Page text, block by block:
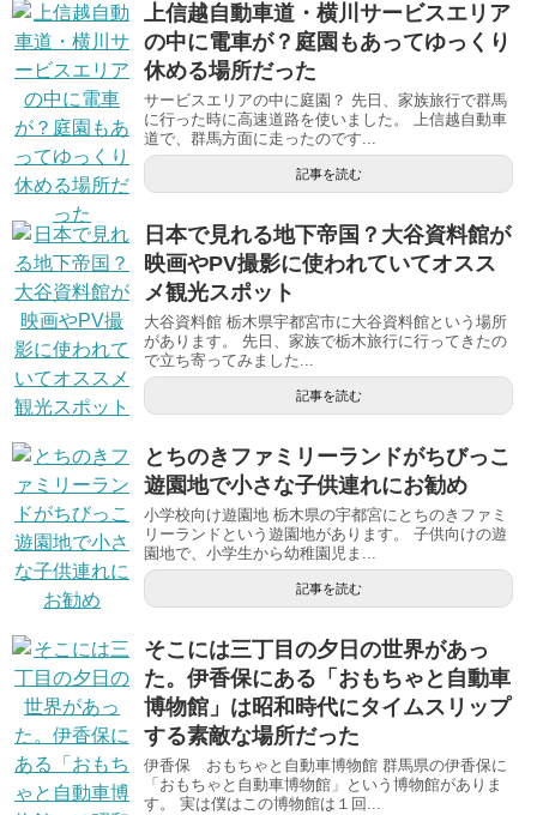
上信越自動車道・横川サービスエリア
の中に電車が？庭園もあってゆっくり
休める場所だった
サービスエリアの中に庭園？ 先日、家族旅行で群馬
に行った時に高速道路を使いました。 上信越自動車
道で、群馬方面に走ったのです...
記事を読む
日本で見れる地下帝国？大谷資料館が
映画やPV撮影に使われていてオスス
メ観光スポット
大谷資料館 栃木県宇都宮市に大谷資料館という場所
があります。 先日、家族で栃木旅行に行ってきたの
で立ち寄ってみました...
記事を読む
とちのきファミリーランドがちびっこ
遊園地で小さな子供連れにお勧め
小学校向け遊園地 栃木県の宇都宮にとちのきファミ
リーランドという遊園地があります。 子供向けの遊
園地で、小学生から幼稚園児ま...
記事を読む
そこには三丁目の夕日の世界があっ
た。伊香保にある「おもちゃと自動車
博物館」は昭和時代にタイムスリップ
する素敵な場所だった
伊香保 おもちゃと自動車博物館 群馬県の伊香保に
「おもちゃと自動車博物館」という博物館がありま
す。 実は僕はこの博物館は１回...